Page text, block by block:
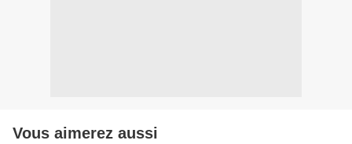
Vous aimerez aussi